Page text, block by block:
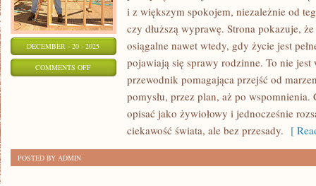
DECEMBER - 20 - 2025
COMMENTS OFFON
i z większym spokojem, niezależnie od
czy dłuższą wyprawę. Strona pokazuje,
osiągalne nawet wtedy, gdy życie jest
pojawiają się sprawy rodzinne. To nie
przewodnik pomagająca przejść od
pomysłu, przez plan, aż po
opisać jako żywiołowy i jednocześnie
ciekawość świata, ale bez przesady. [
POSTED BY ADMIN